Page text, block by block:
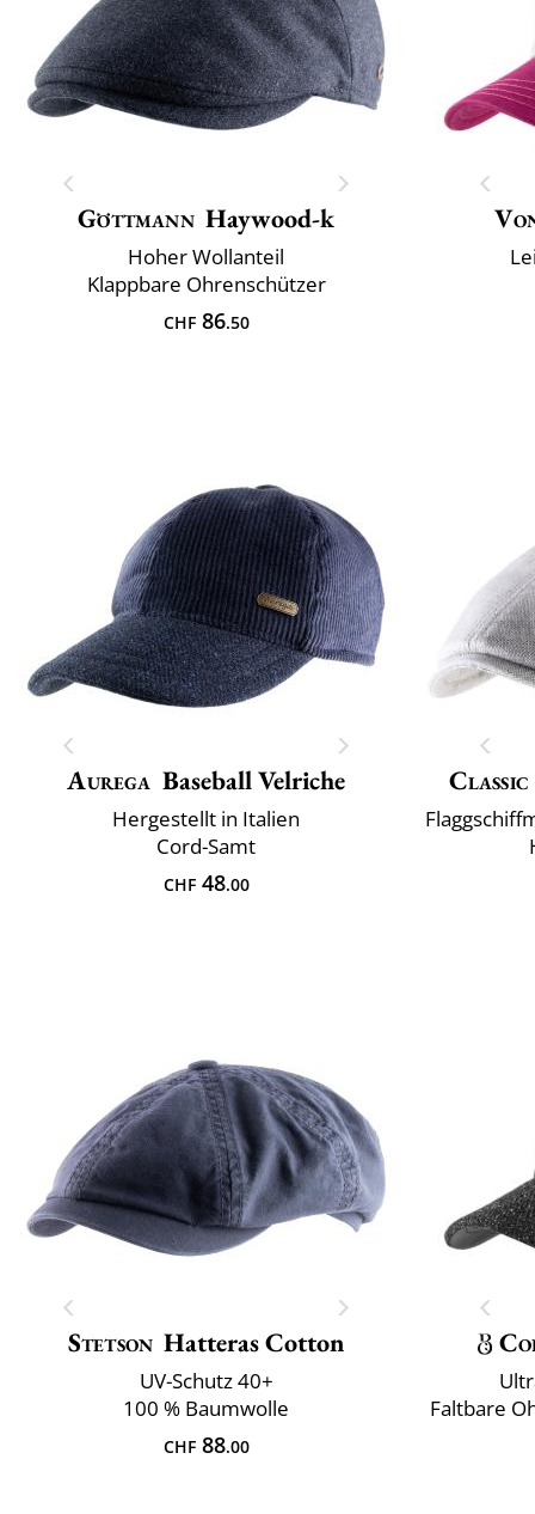
Göttmann Haywood-k
Hoher Wollanteil
Klappbare Ohrenschützer
CHF86.50
Aurega Baseball Velriche
Hergestellt in Italien
Cord-Samt
CHF48.00
Stetson Hatteras Cotton
UV-Schutz 40+
100 % Baumwolle
CHF88.00
Faltbare